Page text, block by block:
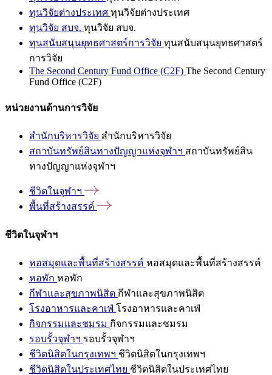
ทุนวิจัยต่างประเทศ ทุนวิจัยต่างประเทศ
ทุนวิจัย สบจ. ทุนวิจัย สบจ.
ทุนสนับสนุนยุทธศาสตร์การวิจัย ทุนสนับสนุนยุทธศาสตร์
การวิจัย
The Second Century Fund Office (C2F) The Second Century
Fund Office (C2F)
หน่วยงานด้านการวิจัย
สำนักบริหารวิจัย สำนักบริหารวิจัย
สถาบันทรัพย์สินทางปัญญาแห่งจุฬาฯ สถาบันทรัพย์สิน
ทางปัญญาแห่งจุฬาฯ
ชีวิตในจุฬาฯ
พื้นที่สร้างสรรค์
ชีวิตในจุฬาฯ
หอสมุดและพื้นที่สร้างสรรค์ หอสมุดและพื้นที่สร้างสรรค์
หอพัก หอพัก
กีฬาและสุขภาพนิสิต กีฬาและสุขภาพนิสิต
โรงอาหารและคาเฟ่ โรงอาหารและคาเฟ่
กิจกรรมและชมรม กิจกรรมและชมรม
รอบรั้วจุฬาฯ รอบรั้วจุฬาฯ
ชีวิตนิสิตในกรุงเทพฯ ชีวิตนิสิตในกรุงเทพฯ
ชีวิตนิสิตในประเทศไทย ชีวิตนิสิตในประเทศไทย